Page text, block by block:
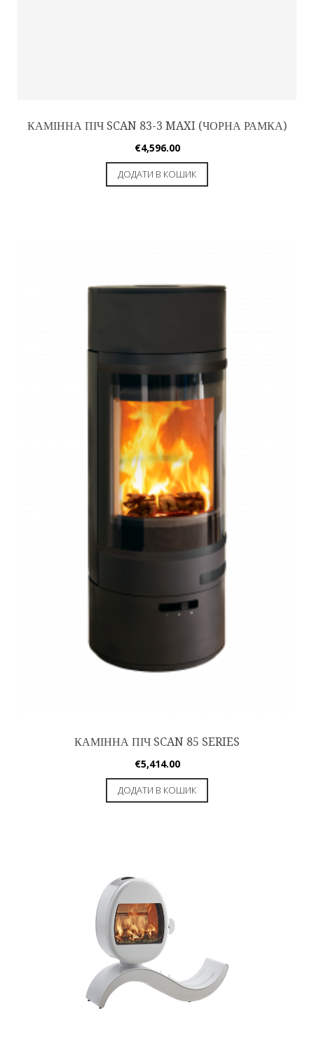
КАМІННА ПІЧ SCAN 83-3 MAXI (ЧОРНА РАМКА)
€4,596.00
ДОДАТИ В КОШИК
КАМІННА ПІЧ SCAN 85 SERIES
€5,414.00
ДОДАТИ В КОШИК